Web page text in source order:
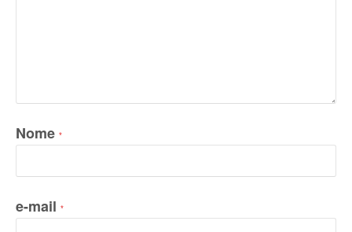
Nome *
e-mail *